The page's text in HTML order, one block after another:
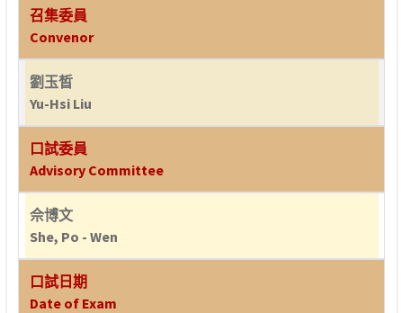
召集委員
Convenor
劉玉皙
Yu-Hsi Liu
口試委員
Advisory Committee
佘博文
She, Po - Wen
口試日期
Date of Exam